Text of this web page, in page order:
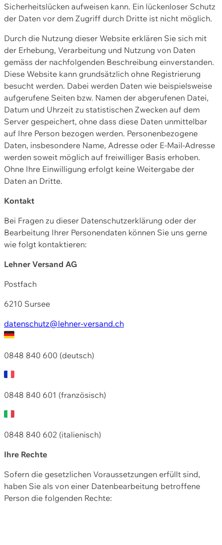
Sicherheitslücken aufweisen kann. Ein lückenloser Schutz
der Daten vor dem Zugriff durch Dritte ist nicht möglich.
Durch die Nutzung dieser Website erklären Sie sich mit
der Erhebung, Verarbeitung und Nutzung von Daten
gemäss der nachfolgenden Beschreibung einverstanden.
Diese Website kann grundsätzlich ohne Registrierung
besucht werden. Dabei werden Daten wie beispielsweise
aufgerufene Seiten bzw. Namen der abgerufenen Datei,
Datum und Uhrzeit zu statistischen Zwecken auf dem
Server gespeichert, ohne dass diese Daten unmittelbar
auf Ihre Person bezogen werden. Personenbezogene
Daten, insbesondere Name, Adresse oder E-Mail-Adresse
werden soweit möglich auf freiwilliger Basis erhoben.
Ohne Ihre Einwilligung erfolgt keine Weitergabe der
Daten an Dritte.
Kontakt
Bei Fragen zu dieser Datenschutzerklärung oder der
Bearbeitung Ihrer Personendaten können Sie uns gerne
wie folgt kontaktieren:
Lehner Versand AG
Postfach
6210 Sursee
datenschutz@lehner-versand.ch
0848 840 600 (deutsch)
0848 840 601 (französisch)
0848 840 602 (italienisch)
Ihre Rechte
Sofern die gesetzlichen Voraussetzungen erfüllt sind,
haben Sie als von einer Datenbearbeitung betroffene
Person die folgenden Rechte: